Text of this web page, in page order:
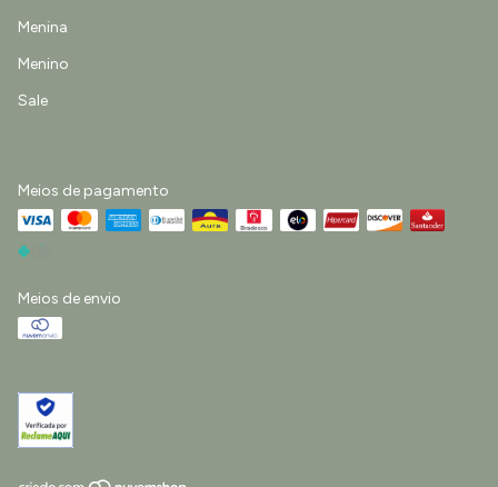
Menina
Menino
Sale
Meios de pagamento
Meios de envio